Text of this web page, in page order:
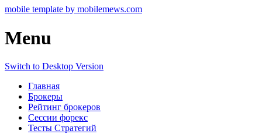
mobile template by mobilemews.com
Menu
Switch to Desktop Version
Главная
Брокеры
Рейтинг брокеров
Сессии форекс
Тесты Стратегий